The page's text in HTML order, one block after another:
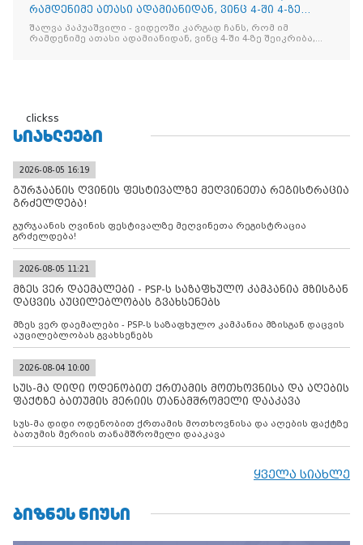
რამდენიმე ათასი ადამიანიდან, ვინც 4-ში 4-ზე
შეიკრიბა,
შალვა პაპუაშვილი - ვიდეოში კარგად ჩანს, რომ იმ
რამდენიმე ათასი ადამიანიდან, ვინც 4-ში 4-ზე შეიკრიბა,
clickss
ᲡᲘᲐᲮᲚᲔᲔᲑᲘ
2026-08-05 16:19
გურჯაანის ღვინის ფესტივალზე მეღვინეთა რეგისტრაცია
გრძელდება!
გურჯაანის ღვინის ფესტივალზე მეღვინეთა რეგისტრაცია
გრძელდება!
2026-08-05 11:21
მზეს ვერ დაემალები - PSP-ს საზაფხულო კამპანია მზისგან
დაცვის აუცილებლობას გვახსენებს
მზეს ვერ დაემალები - PSP-ს საზაფხულო კამპანია მზისგან დაცვის
აუცილებლობას გვახსენებს
2026-08-04 10:00
სუს-მა დიდი ოდენობით ქრთამის მოთხოვნისა და აღების
ფაქტზე ბათუმის მერიის თანამშრომელი დააკავა
სუს-მა დიდი ოდენობით ქრთამის მოთხოვნისა და აღების ფაქტზე
ბათუმის მერიის თანამშრომელი დააკავა
ყველა სიახლე
ᲑᲘᲖᲜᲔᲡ ᲜᲘᲣᲡᲘ